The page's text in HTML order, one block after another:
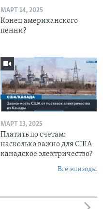
МАРТ 14, 2025
Конец американского
пенни?
МАРТ 13, 2025
Платить по счетам:
насколько важно для США
канадское электричество?
Все эпизоды